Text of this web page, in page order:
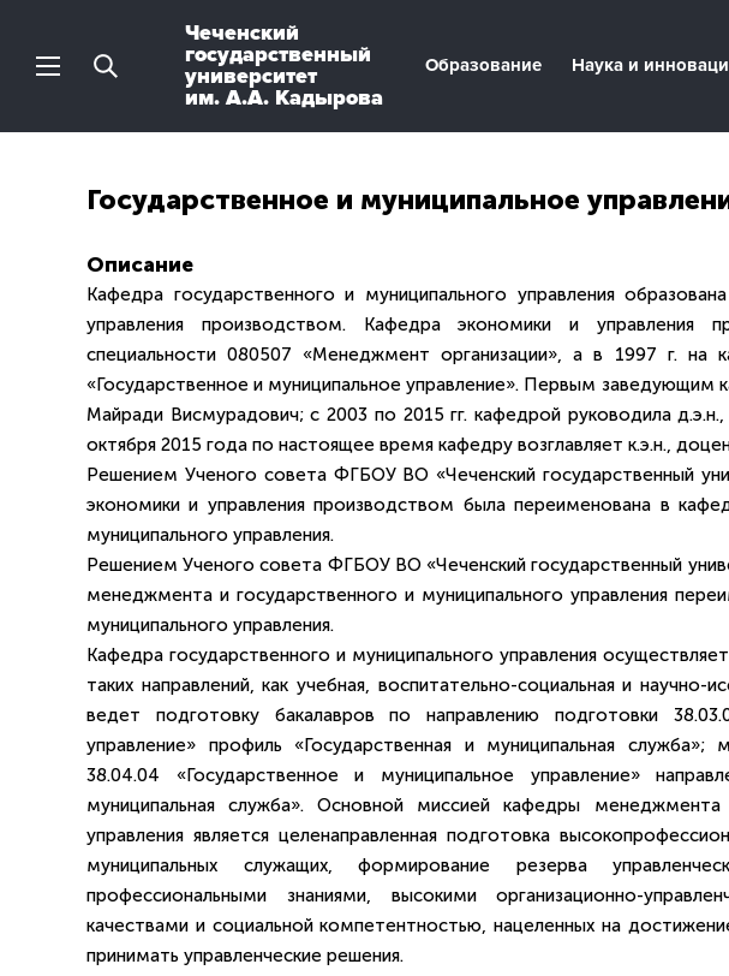
Чеченский
государственный
университет
им. А.А. Кадырова
Образование Наука и
Государственное и муниципальное
Описание
Кафедра государственного и муниципального управления
управления производством. Кафедра экономики и управления
специальности 080507 «Менеджмент организации», а в 1997 г. на
«Государственное и муниципальное управление». Первым заведующим
Майради Висмурадович; с 2003 по 2015 гг. кафедрой руководила
октября 2015 года по настоящее время кафедру возглавляет к.э.н.,
Решением Ученого совета ФГБОУ ВО «Чеченский государственный
экономики и управления производством была переименована в
муниципального управления.
Решением Ученого совета ФГБОУ ВО «Чеченский государственный
менеджмента и государственного и муниципального управления
муниципального управления.
Кафедра государственного и муниципального управления
таких направлений, как учебная, воспитательно-социальная и научно-
ведет подготовку бакалавров по направлению подготовки
управление» профиль «Государственная и муниципальная служба»;
38.04.04 «Государственное и муниципальное управление»
муниципальная служба». Основной миссией кафедры менеджмента
управления является целенаправленная подготовка
муниципальных служащих, формирование резерва
профессиональными знаниями, высокими организационно-
качествами и социальной компетентностью, нацеленных на
принимать управленческие решения.